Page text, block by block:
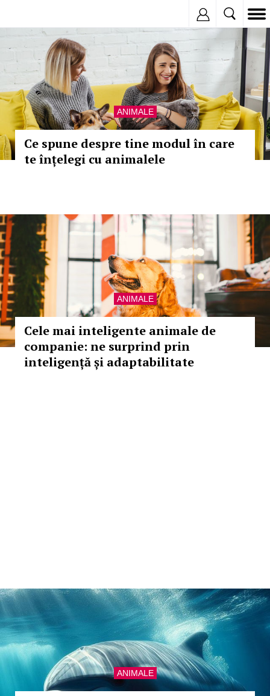
ANIMALE
Ce spune despre tine modul în care
te înțelegi cu animalele
ANIMALE
Cele mai inteligente animale de
companie: ne surprind prin
inteligență și adaptabilitate
ANIMALE